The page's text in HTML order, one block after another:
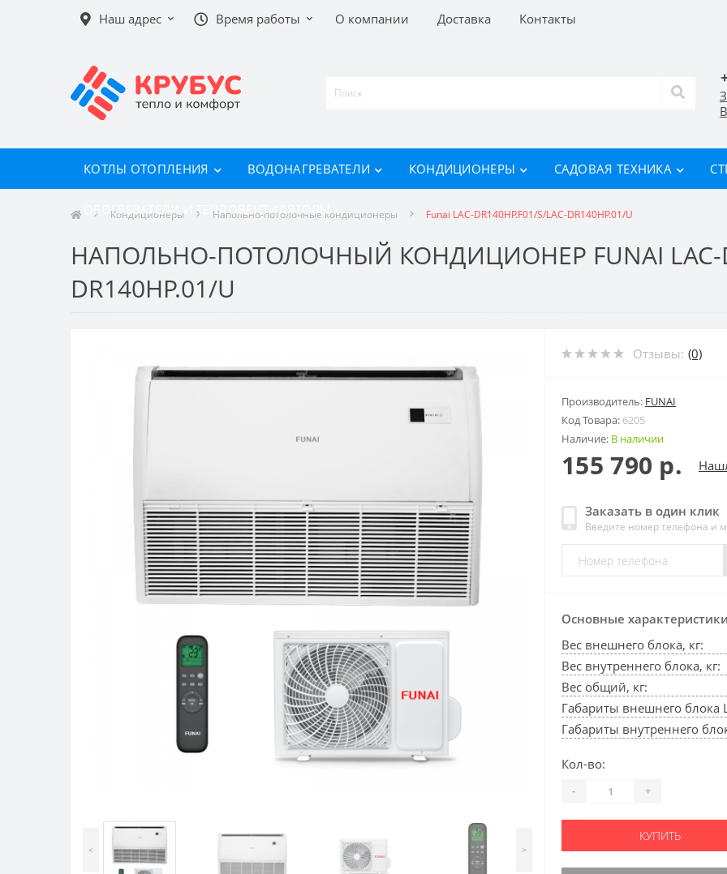
Наш адрес Время работы О компании Доставка Контакты
КОТЛЫ ОТОПЛЕНИЯ ВОДОНАГРЕВАТЕЛИ КОНДИЦИОНЕРЫ САДОВАЯ ТЕХНИКА
ОБОГРЕВАТЕЛИ И ТЕПЛОВЕНТИЛЯТОРЫ
Кондиционеры Напольно-потолочные кондиционеры Funai LAC-DR140HP.F01/S/LAC-DR140HP.01/U
НАПОЛЬНО-ПОТОЛОЧНЫЙ КОНДИЦИОНЕР FUNAI LAC-
DR140HP.01/U
< >
Отзывы: (0)
Производитель: FUNAI
Код Товара: 6205
Наличие: В наличии
155 790 р.
Заказать в один клик
Введите номер телефона и
Основные характеристики
Вес внешнего блока, кг:
Вес внутреннего блока, кг:
Вес общий, кг:
Габариты внешнего блока
Габариты внутреннего
Кол-во:
- +
КУПИТЬ